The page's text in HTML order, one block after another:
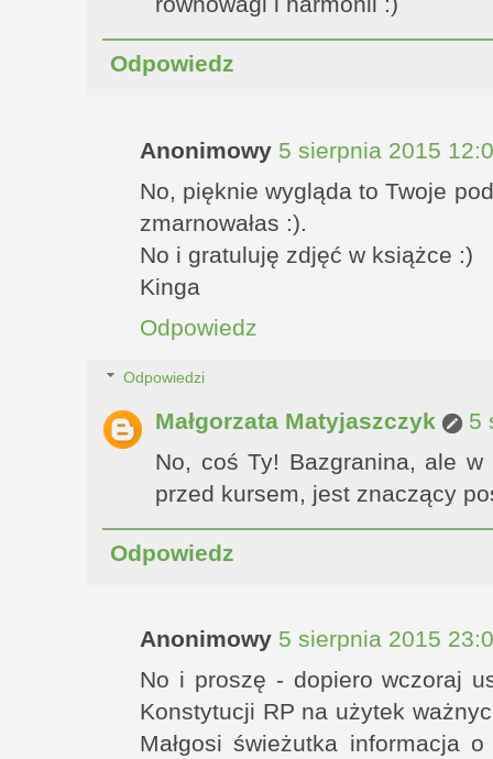
Odpowiedz
Anonimowy 5 sierpnia 2015
No, pięknie wygląda to Twoje
zmarnowałas :).
No i gratuluję zdjęć w książce :)
Kinga
Odpowiedz
Odpowiedzi
Małgorzata Matyjaszczyk
5
No, coś Ty! Bazgranina, ale w
przed kursem, jest znaczący
Odpowiedz
Anonimowy 5 sierpnia 2015
No i proszę - dopiero wczoraj
Konstytucji RP na użytek
Małgosi świeżutka informacja